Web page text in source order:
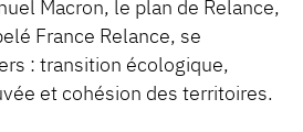
Macron, le plan de Relance,
France Relance, se
: transition écologique,
et cohésion des territoires.